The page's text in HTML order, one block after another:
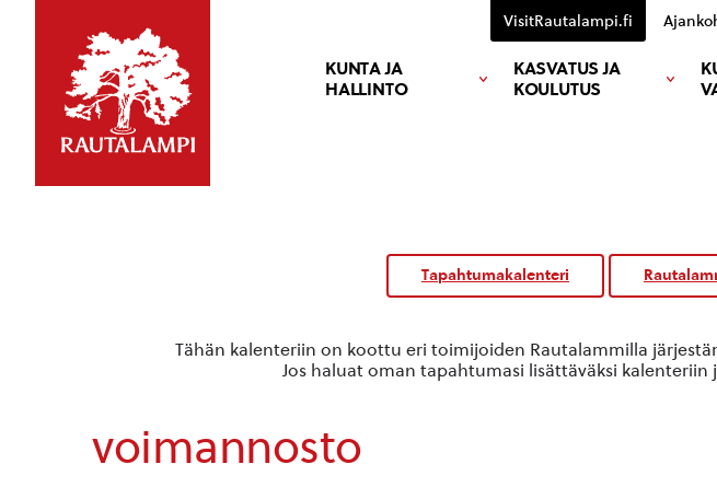
KUNTA JA
HALLINTO
KASVATUS JA
KOULUTUS
VisitRautalampi.fi
Tapahtumakalenteri
voimannosto
Tähän kalenteriin on koottu eri toimijoiden Rautalammilla
Jos haluat oman tapahtumasi lisättäväksi